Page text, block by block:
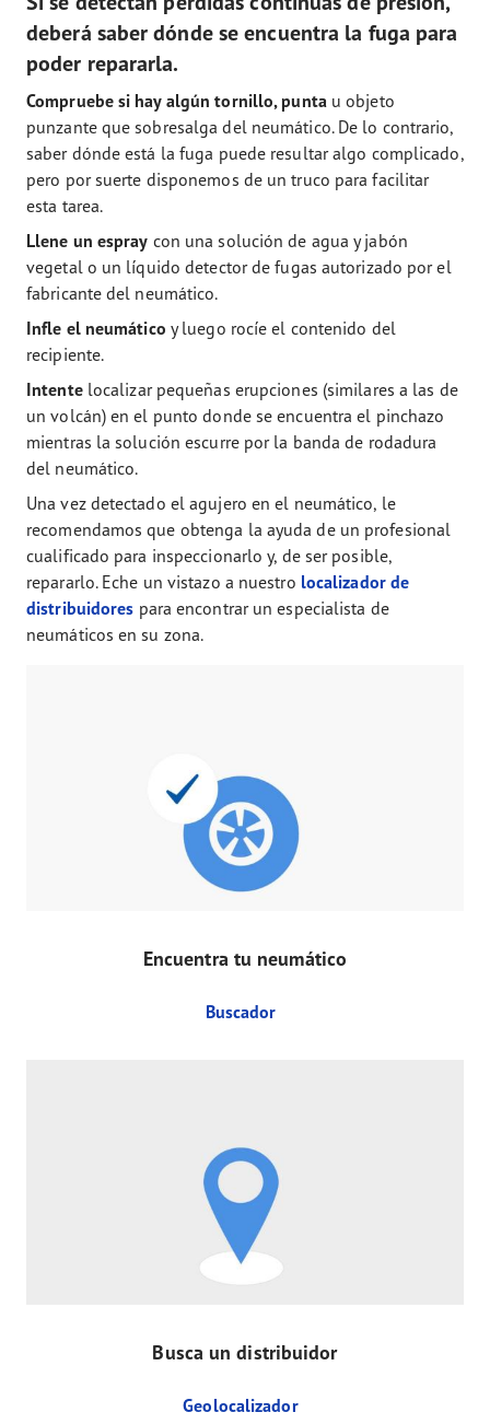
deberá saber dónde se encuentra la fuga para
poder repararla.
Compruebe si hay algún tornillo, punta u objeto
punzante que sobresalga del neumático. De lo contrario,
saber dónde está la fuga puede resultar algo complicado,
pero por suerte disponemos de un truco para facilitar
esta tarea.
Llene un espray con una solución de agua y jabón
vegetal o un líquido detector de fugas autorizado por el
fabricante del neumático.
Infle el neumático y luego rocíe el contenido del
recipiente.
Intentelocalizar pequeñas erupciones (similares a las de
un volcán) en el punto donde se encuentra el pinchazo
mientras la solución escurre por la banda de rodadura
del neumático.
Una vez detectado el agujero en el neumático, le
recomendamos que obtenga la ayuda de un profesional
cualificado para inspeccionarlo y, de ser posible,
repararlo. Eche un vistazo a nuestro localizador de
distribuidores para encontrar un especialista de
neumáticos en su zona.
Encuentra tu neumático
Buscador
Busca un distribuidor
Geolocalizador